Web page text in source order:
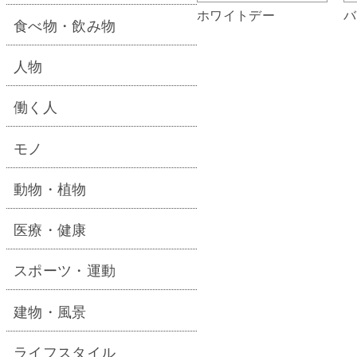
ホワイトデー
食べ物・飲み物
人物
働く人
モノ
動物・植物
医療・健康
スポーツ・運動
建物・風景
ライフスタイル